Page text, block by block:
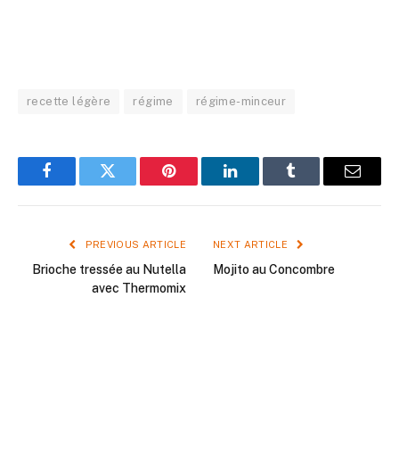
recette légère régime régime-minceur
FacebookTwitter Pinterest LinkedInTumblr Email
PREVIOUS ARTICLE
Brioche tressée au Nutella
avec Thermomix
NEXT ARTICLE
Mojito au Concombre